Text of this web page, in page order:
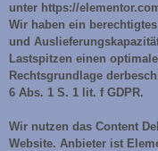
unter https://
Wir haben ein
und
Lastspitzen einen
Rechtsgrundlage
6 Abs. 1 S. 1 lit. f GDPR.
Wir nutzen das Content
Website. Anbieter ist